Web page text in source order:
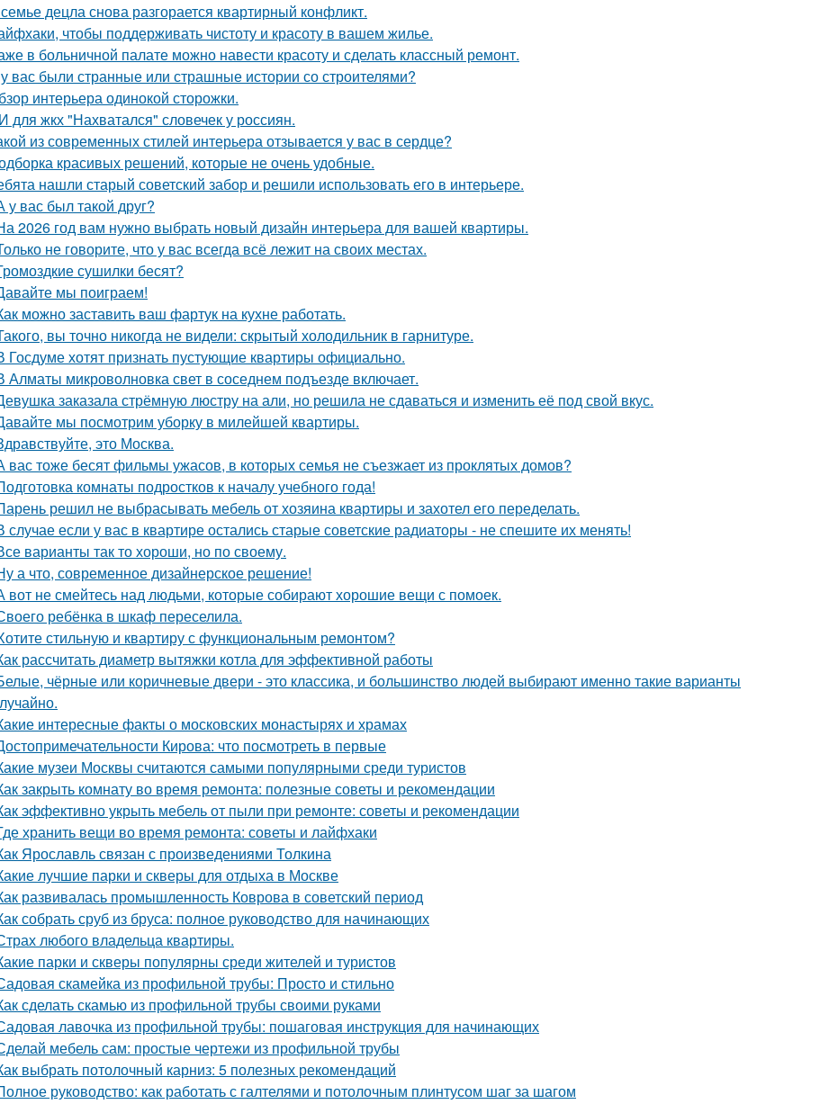
децла снова разгорается квартирный конфликт.
чтобы поддерживать чистоту и красоту в вашем жилье.
в больничной палате можно навести красоту и сделать классный ремонт.
вас были странные или страшные истории со строителями?
интерьера одинокой сторожки.
для жкх "Нахватался" словечек у россиян.
из современных стилей интерьера отзывается у вас в сердце?
красивых решений, которые не очень удобные.
нашли старый советский забор и решили использовать его в интерьере.
у вас был такой друг?
2026 год вам нужно выбрать новый дизайн интерьера для вашей квартиры.
не говорите, что у вас всегда всё лежит на своих местах.
сушилки бесят?
мы поиграем!
можно заставить ваш фартук на кухне работать.
вы точно никогда не видели: скрытый холодильник в гарнитуре.
Госдуме хотят признать пустующие квартиры официально.
Алматы микроволновка свет в соседнем подъезде включает.
заказала стрёмную люстру на али, но решила не сдаваться и изменить её под свой вкус.
мы посмотрим уборку в милейшей квартиры.
это Москва.
вас тоже бесят фильмы ужасов, в которых семья не съезжает из проклятых домов?
комнаты подростков к началу учебного года!
решил не выбрасывать мебель от хозяина квартиры и захотел его переделать.
случае если у вас в квартире остались старые советские радиаторы - не спешите их менять!
варианты так то хороши, но по своему.
а что, современное дизайнерское решение!
вот не смейтесь над людьми, которые собирают хорошие вещи с помоек.
ребёнка в шкаф переселила.
стильную и квартиру с функциональным ремонтом?
рассчитать диаметр вытяжки котла для эффективной работы
чёрные или коричневые двери - это классика, и большинство людей выбирают именно такие варианты
интересные факты о московских монастырях и храмах
Кирова: что посмотреть в первые
музеи Москвы считаются самыми популярными среди туристов
закрыть комнату во время ремонта: полезные советы и рекомендации
эффективно укрыть мебель от пыли при ремонте: советы и рекомендации
хранить вещи во время ремонта: советы и лайфхаки
Ярославль связан с произведениями Толкина
лучшие парки и скверы для отдыха в Москве
развивалась промышленность Коврова в советский период
собрать сруб из бруса: полное руководство для начинающих
любого владельца квартиры.
парки и скверы популярны среди жителей и туристов
скамейка из профильной трубы: Просто и стильно
сделать скамью из профильной трубы своими руками
лавочка из профильной трубы: пошаговая инструкция для начинающих
мебель сам: простые чертежи из профильной трубы
выбрать потолочный карниз: 5 полезных рекомендаций
руководство: как работать с галтелями и потолочным плинтусом шаг за шагом